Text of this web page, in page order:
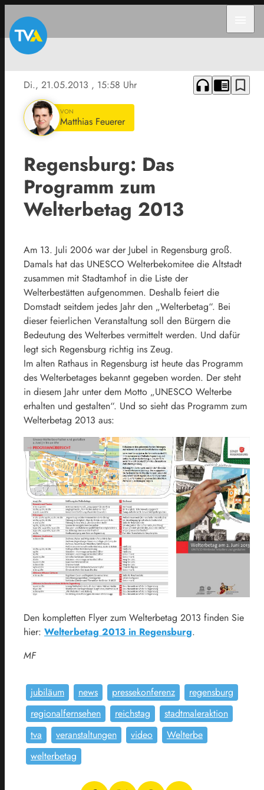
Di., 21.05.2013 , 15:58 Uhr headphones chrome_reader_mode bookmark_border
VON
Matthias Feuerer
Regensburg: Das
Programm zum
Welterbetag 2013
Am 13. Juli 2006 war der Jubel in Regensburg groß.
Damals hat das UNESCO Welterbekomitee die Altstadt
zusammen mit Stadtamhof in die Liste der
Welterbestätten aufgenommen. Deshalb feiert die
Domstadt seitdem jedes Jahr den „Welterbetag“. Bei
dieser feierlichen Veranstaltung soll den Bürgern die
Bedeutung des Welterbes vermittelt werden. Und dafür
legt sich Regensburg richtig ins Zeug.
Im alten Rathaus in Regensburg ist heute das Programm
des Welterbetages bekannt gegeben worden. Der steht
in diesem Jahr unter dem Motto „UNESCO Welterbe
erhalten und gestalten“. Und so sieht das Programm zum
Welterbetag 2013 aus:
Den kompletten Flyer zum Welterbetag 2013 finden Sie
hier: Welterbetag 2013 in Regensburg.
MF
jubiläum news pressekonferenz
regensburg
regionalfernsehen
reichstag
stadtmaleraktion
tva
veranstaltungen video
Welterbe
welterbetag